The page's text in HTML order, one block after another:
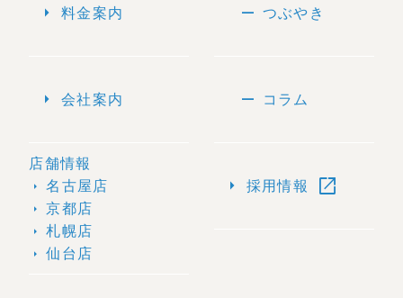
arrow_right 料金案内
arrow_right 会社案内
店舗情報
arrow_right 名古屋店
arrow_right 京都店
arrow_right 札幌店
arrow_right 仙台店
remove つぶやき
remove コラム
arrow_right 採用情報 open_in_new